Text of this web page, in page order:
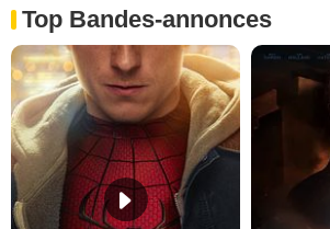
Top Bandes-annonces